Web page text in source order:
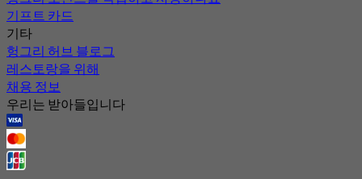
기프트 카드
기타
헝그리 허브 블로그
레스토랑을 위해
채용 정보
우리는 받아들입니다